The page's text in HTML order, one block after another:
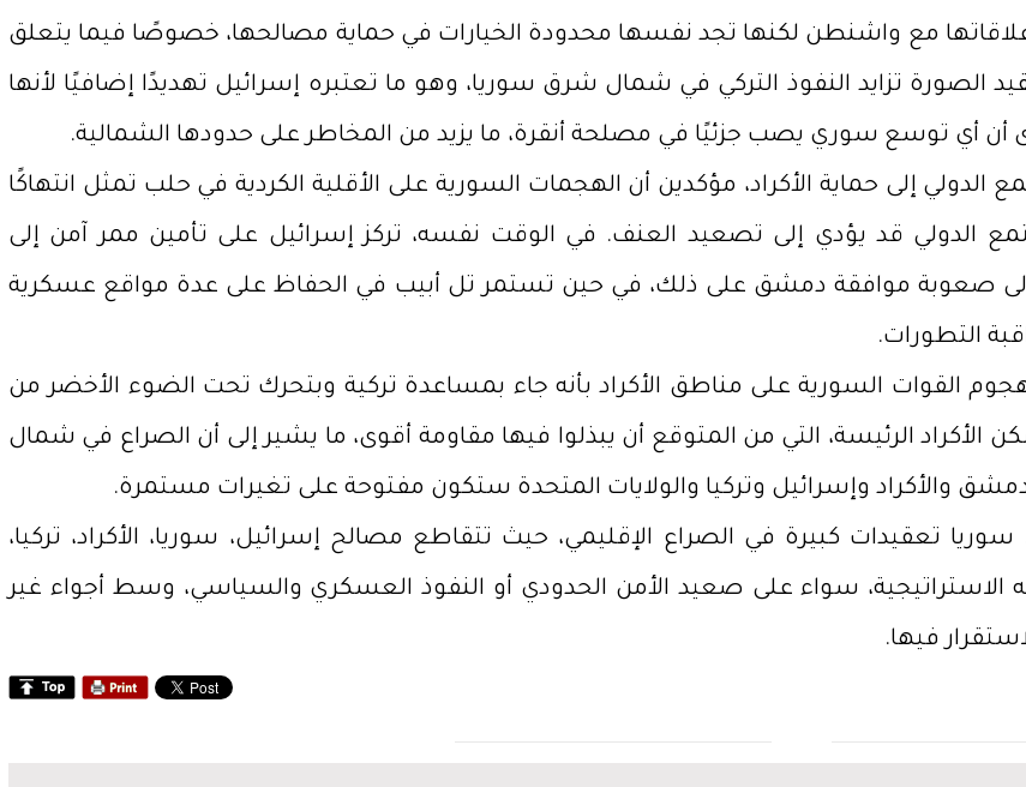
مع واشنطن لكنها تجد نفسها محدودة الخيارات في حماية مصالحها، خصوصًا فيما يتعلق
الصورة تزايد النفوذ التركي في شمال شرق سوريا، وهو ما تعتبره إسرائيل تهديدًا إضافيًا لأنها
أي توسع سوري يصب جزئيًا في مصلحة أنقرة، ما يزيد من المخاطر على حدودها الشمالية.
إلى حماية الأكراد، مؤكدين أن الهجمات السورية على الأقلية الكردية في حلب تمثل انتهاكًا
الدولي قد يؤدي إلى تصعيد العنف. في الوقت نفسه، تركز إسرائيل على تأمين ممر آمن إلى
إلى صعوبة موافقة دمشق على ذلك، في حين تستمر تل أبيب في الحفاظ على عدة مواقع عسكرية
التطورات.
القوات السورية على مناطق الأكراد بأنه جاء بمساعدة تركية وبتحرك تحت الضوء الأخضر من
الرئيسة، التي من المتوقع أن يبذلوا فيها مقاومة أقوى، ما يشير إلى أن الصراع في شمال
دمشق والأكراد وإسرائيل وتركيا والولايات المتحدة ستكون مفتوحة على تغيرات مستمرة.
تعقيدات كبيرة في الصراع الإقليمي، حيث تتقاطع مصالح إسرائيل، سوريا، الأكراد، تركيا،
الاستراتيجية، سواء على صعيد الأمن الحدودي أو النفوذ العسكري والسياسي، وسط أجواء غير
فيها.